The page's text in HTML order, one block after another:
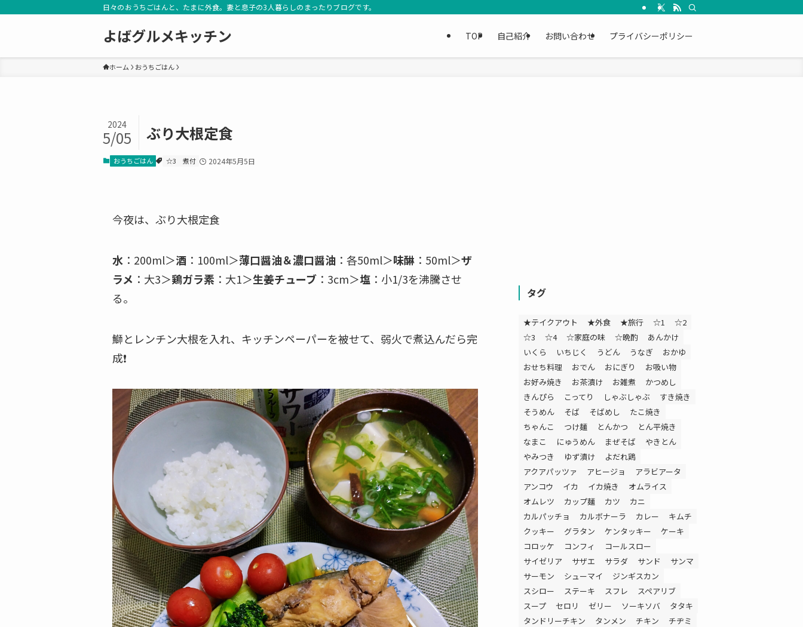
日々のおうちごはんと、たまに外食。妻と息子の3人暮らしのまったりブログです。
よばグルメキッチン TOP 自己紹介 お問い合わせ プライバシーポリシー
ホーム おうちごはん
ぶり大根定食
2024
5/05
おうちごはん ☆3 煮付 2024年5月5日
今夜は、ぶり大根定食
水 ：200ml＞酒 ：100ml＞薄口醤油＆濃口醤油 ：各50ml＞味醂 ：50ml＞ザ
ラメ ：大3＞鶏ガラ素 ：大1＞生姜チューブ ：3cm＞塩 ：小1/3を沸騰させ
る。
鰤とレンチン大根を入れ、キッチンペーパーを被せて、弱火で煮込んだら完
成❗
タグ
★テイクアウト ★外食 ★旅行 ☆1
☆2
☆3
☆4 ☆家庭の味 ☆晩酌
あんかけ
いくら
いちじく うどん うなぎ
おかゆ
おせち料理
おでん おにぎり
お吸い物
お好み焼き
お茶漬け お雑煮
かつめし
きんぴら
こってり しゃぶしゃぶ
すき焼き
そうめん
そば そばめし
たこ焼き
ちゃんこ
つけ麺 とんかつ
とん平焼き
なまこ
にゅうめん まぜそば
やきとん
やみつき
ゆず漬け
よだれ鶏
アクアパッツァ
アヒージョ
アラビアータ
アンコウ
イカ イカ焼き
オムライス
オムレツ
カップ麺 カツ
カニ
カルパッチョ
カルボナーラ カレー
キムチ
クッキー
グラタン ケンタッキー
ケーキ
コロッケ
コンフィ
コールスロー
サイゼリア
サザエ サラダ サンド
サンマ
サーモン
シューマイ
ジンギスカン
スシロー
ステーキ スフレ
スペアリブ
スープ
セロリ ゼリー ソーキソバ
タタキ
タンドリーチキン
タンメン チキン
チヂミ